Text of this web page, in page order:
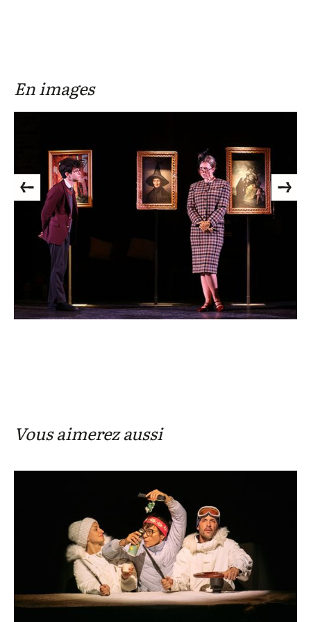
En images
Previous Next
Vous aimerez aussi